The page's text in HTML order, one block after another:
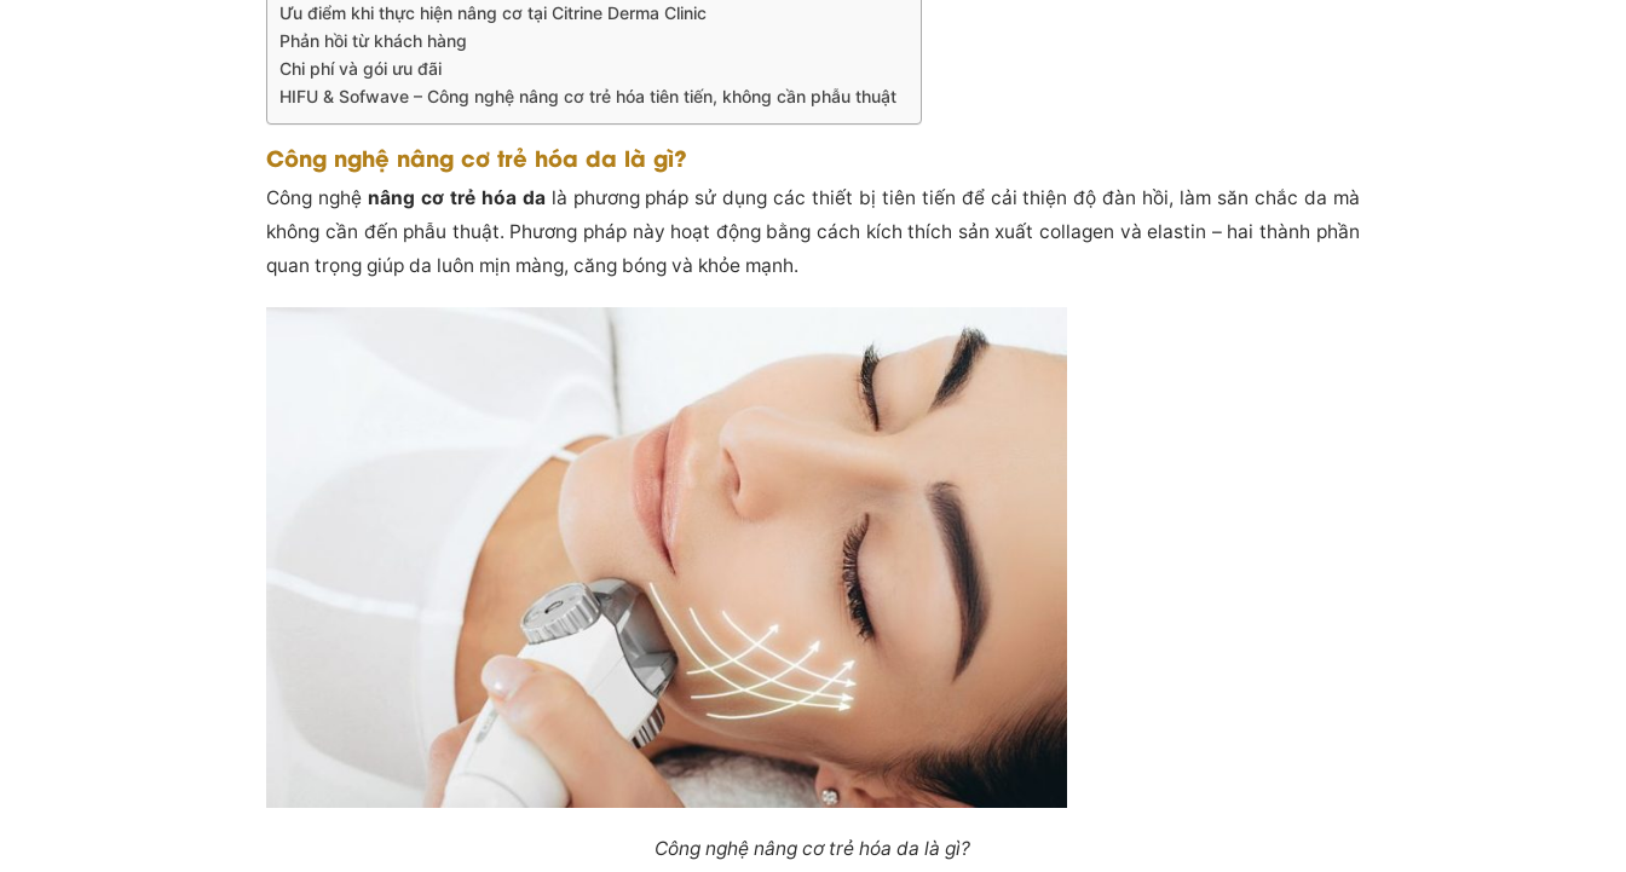
Ưu điểm khi thực hiện nâng cơ tại Citrine Derma Clinic
Phản hồi từ khách hàng
Chi phí và gói ưu đãi
HIFU & Sofwave – Công nghệ nâng cơ trẻ hóa tiên tiến, không cần phẫu thuật
Công nghệ nâng cơ trẻ hóa da là gì?
Công nghệ nâng cơ trẻ hóa da là phương pháp sử dụng các thiết bị tiên tiến để cải thiện độ đàn hồi, làm săn chắc da mà
không cần đến phẫu thuật. Phương pháp này hoạt động bằng cách kích thích sản xuất collagen và elastin – hai thành phần
quan trọng giúp da luôn mịn màng, căng bóng và khỏe mạnh.
Công nghệ nâng cơ trẻ hóa da là gì?